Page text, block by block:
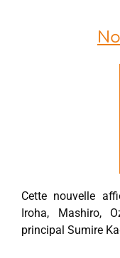
Cette nouvelle
Iroha, Mashiro,
principal Sumire